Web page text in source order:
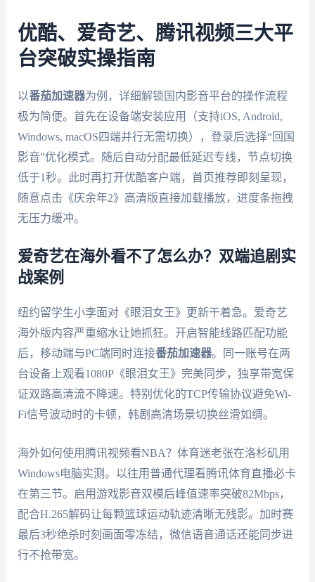
优酷、爱奇艺、腾讯视频三大平
台突破实操指南
以番茄加速器为例，详细解锁国内影音平台的操作流程
极为简便。首先在设备端安装应用（支持iOS, Android,
Windows, macOS四端并行无需切换），登录后选择“回国
影音”优化模式。随后自动分配最低延迟专线，节点切换
低于1秒。此时再打开优酷客户端，首页推荐即刻呈现，
随意点击《庆余年2》高清版直接加载播放，进度条拖拽
无压力缓冲。
爱奇艺在海外看不了怎么办？双端追剧实
战案例
纽约留学生小李面对《眼泪女王》更新干着急。爱奇艺
海外版内容严重缩水让她抓狂。开启智能线路匹配功能
后，移动端与PC端同时连接番茄加速器。同一账号在两
台设备上观看1080P《眼泪女王》完美同步，独享带宽保
证双路高清流不降速。特别优化的TCP传输协议避免Wi-
Fi信号波动时的卡顿，韩剧高清场景切换丝滑如绸。
海外如何使用腾讯视频看NBA？体育迷老张在洛杉矶用
Windows电脑实测。以往用普通代理看腾讯体育直播必卡
在第三节。启用游戏影音双模后峰值速率突破82Mbps，
配合H.265解码让每颗篮球运动轨迹清晰无残影。加时赛
最后3秒绝杀时刻画面零冻结，微信语音通话还能同步进
行不抢带宽。